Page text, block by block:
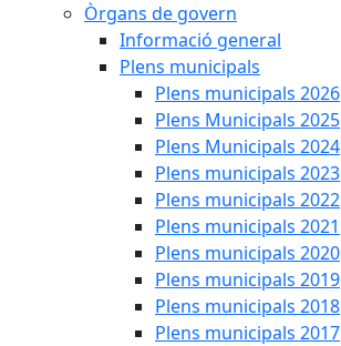
Òrgans de govern
Informació general
Plens municipals
Plens municipals 2026
Plens Municipals 2025
Plens Municipals 2024
Plens municipals 2023
Plens municipals 2022
Plens municipals 2021
Plens municipals 2020
Plens municipals 2019
Plens municipals 2018
Plens municipals 2017